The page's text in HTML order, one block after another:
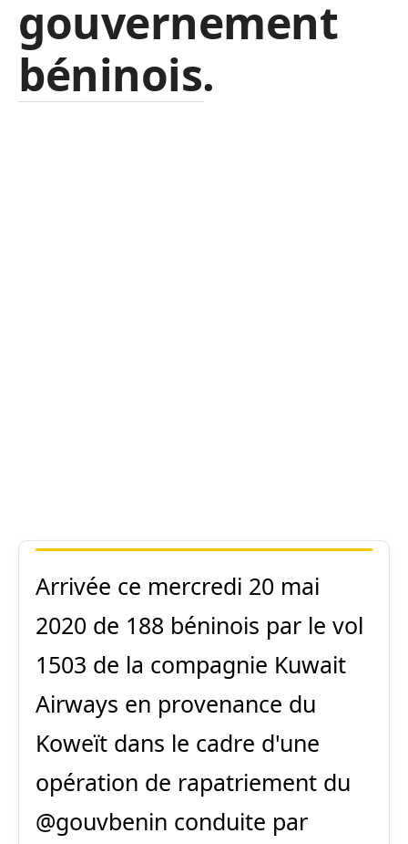
gouvernement
béninois.
Arrivée ce mercredi 20 mai
2020 de 188 béninois par le vol
1503 de la compagnie Kuwait
Airways en provenance du
Koweït dans le cadre d'une
opération de rapatriement du
@gouvbenin conduite par